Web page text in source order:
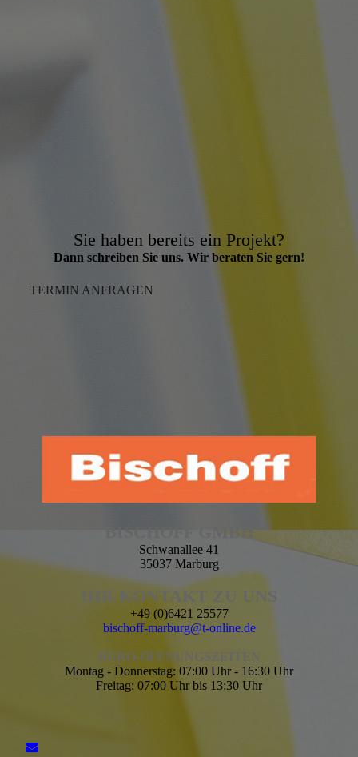
Sie haben bereits ein Projekt?
Dann schreiben Sie uns. Wir beraten Sie gern!
TERMIN ANFRAGEN
BISCHOFF GMBH
Schwanallee 41
35037 Marburg
IHR KONTAKT ZU UNS
+49 (0)6421 25577
bischoff-marburg@t-online.de
BÜRO-ÖFFNUNGSZEITEN
Montag - Donnerstag: 07:00 Uhr - 16:30 Uhr
Freitag: 07:00 Uhr bis 13:30 Uhr